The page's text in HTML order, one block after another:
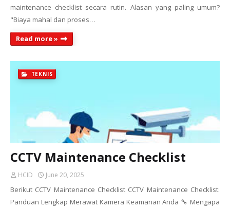
maintenance checklist secara rutin. Alasan yang paling umum?
"Biaya mahal dan proses…
Read more »
TEKNIS
CCTV Maintenance Checklist
HCID June 20, 2025
Berikut CCTV Maintenance Checklist CCTV Maintenance Checklist:
Panduan Lengkap Merawat Kamera Keamanan Anda 🔧 Mengapa